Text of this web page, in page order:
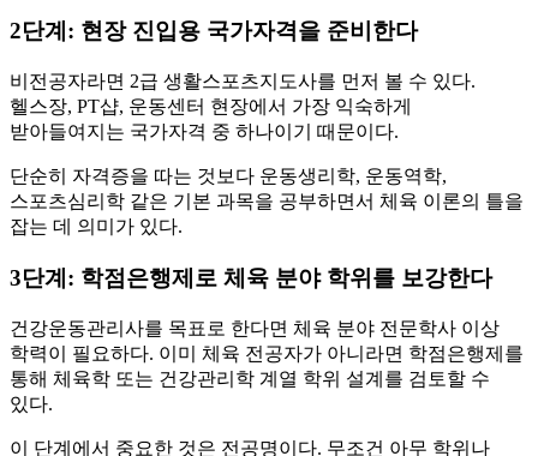
2단계: 현장 진입용 국가자격을 준비한다
비전공자라면 2급 생활스포츠지도사를 먼저 볼 수 있다.
헬스장, PT샵, 운동센터 현장에서 가장 익숙하게
받아들여지는 국가자격 중 하나이기 때문이다.
단순히 자격증을 따는 것보다 운동생리학, 운동역학,
스포츠심리학 같은 기본 과목을 공부하면서 체육 이론의 틀을
잡는 데 의미가 있다.
3단계: 학점은행제로 체육 분야 학위를 보강한다
건강운동관리사를 목표로 한다면 체육 분야 전문학사 이상
학력이 필요하다. 이미 체육 전공자가 아니라면 학점은행제를
통해 체육학 또는 건강관리학 계열 학위 설계를 검토할 수
있다.
이 단계에서 중요한 것은 전공명이다. 무조건 아무 학위나